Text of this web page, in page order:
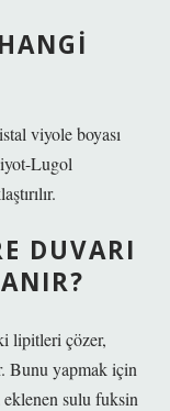
viyole boyası
Lugol
DUVARI
lipitleri çözer,
Bunu yapmak için
sulu fuksin